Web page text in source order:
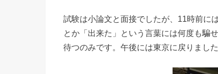
試験は小論文と面接でしたが、11時前に
とか「出来た」という言葉には何度も騙
待つのみです。午後には東京に戻りました